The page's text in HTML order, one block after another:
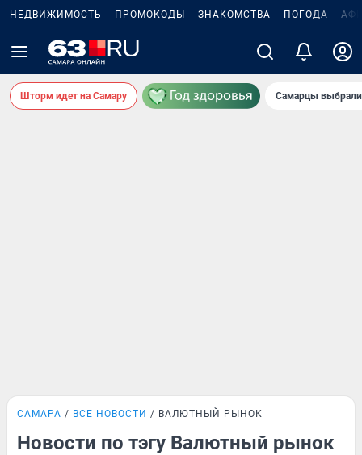
НЕДВИЖИМОСТЬ ПРОМОКОДЫ ЗНАКОМСТВА ПОГОДА
Шторм идет на Самару Самарцы
САМАРА ВСЕ НОВОСТИ ВАЛЮТНЫЙ РЫНОК
Новости по тэгу Валютный рынок